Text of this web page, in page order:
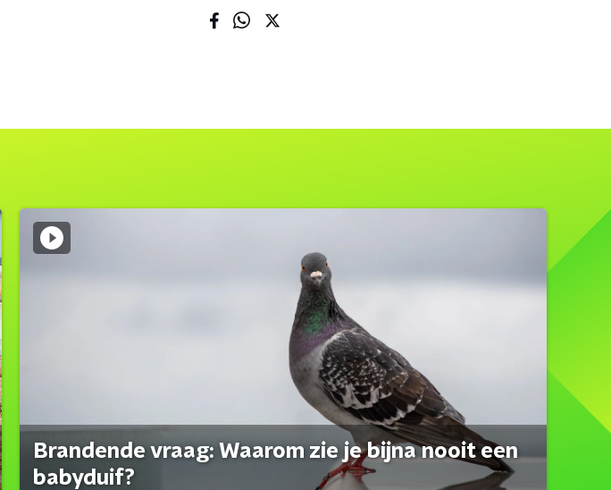
Brandende vraag: Waarom zie je bijna nooit een
babyduif?